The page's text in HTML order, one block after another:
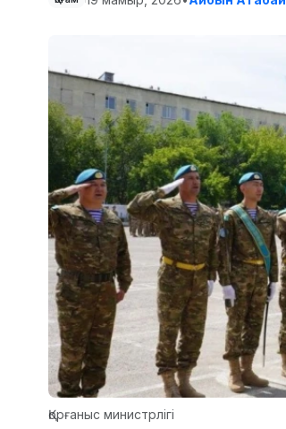
Қорғаныс министрлігі